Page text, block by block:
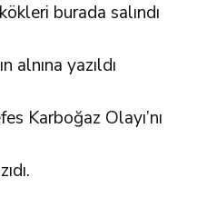
burada salındı
alnına yazıldı
Karboğaz Olayı’nı
kazıdı.